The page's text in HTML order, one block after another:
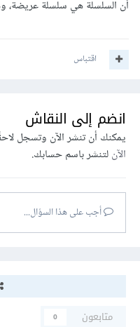
أن السلسلة هي سلسلة عريضة،
اقتباس
انضم إلى النقاش
يمكنك أن تنشر الآن وتسجل
الآنلتنشر باسم حسابك.
أجب على هذا السؤال...
متابعون
0